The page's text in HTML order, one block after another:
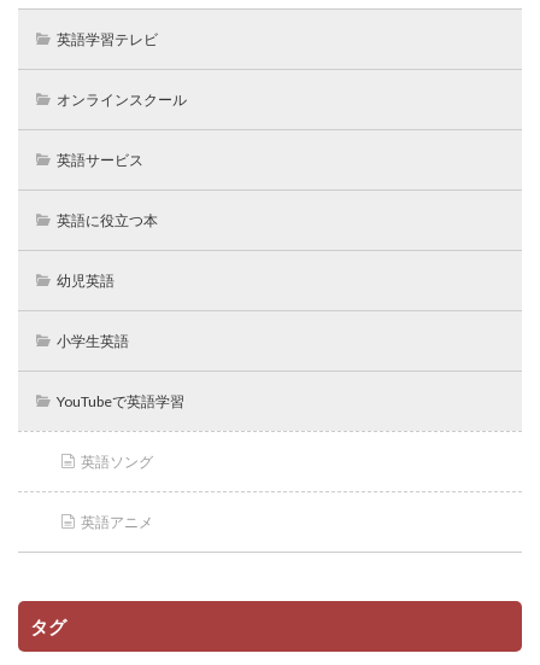
英語学習テレビ
オンラインスクール
英語サービス
英語に役立つ本
幼児英語
小学生英語
YouTubeで英語学習
英語ソング
英語アニメ
タグ